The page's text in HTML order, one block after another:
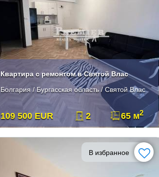
Квартира с ремонтом в Святой Влас
Болгария / Бургасская область / Святой Влас
109 500 EUR 2 65 м2
В избранное